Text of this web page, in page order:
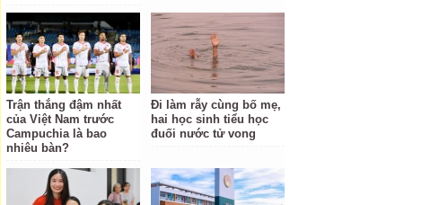
Trận thắng đậm nhất
của Việt Nam trước
Campuchia là bao
nhiêu bàn?
Đi làm rẫy cùng bố mẹ,
hai học sinh tiểu học
đuối nước tử vong